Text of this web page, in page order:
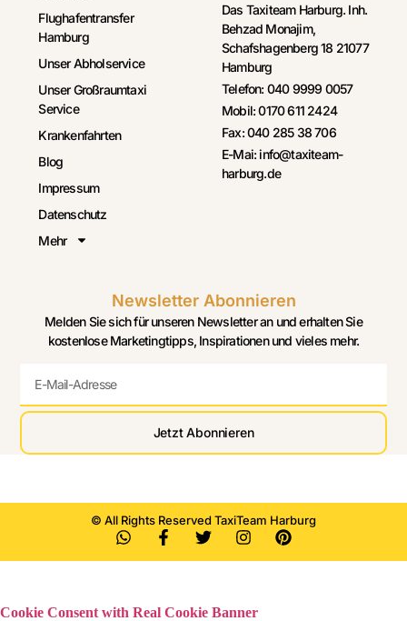
Flughafentransfer
Hamburg
Unser Abholservice
Unser Großraumtaxi
Service
Krankenfahrten
Blog
Impressum
Datenschutz
Mehr
Das Taxiteam Harburg. Inh.
Behzad Monajim,
Schafshagenberg 18 21077
Hamburg
Telefon: 040 9999 0057
Mobil: 0170 611 2424
Fax: 040 285 38 706
E-Mai: info@taxiteam-
harburg.de
Newsletter Abonnieren
Melden Sie sich für unseren Newsletter an und erhalten Sie
kostenlose Marketingtipps, Inspirationen und vieles mehr.
Jetzt Abonnieren
© All Rights Reserved TaxiTeam Harburg
Cookie Consent with Real Cookie Banner